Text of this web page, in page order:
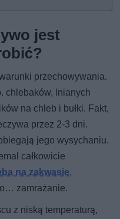
jest
przechowywania.
chlebaków, lnianych
na chleb i bułki. Fakt,
przez 2-3 dni.
jego wysychaniu.
całkowicie
na zakwasie,
zamrażanie.
z niską temperaturą,